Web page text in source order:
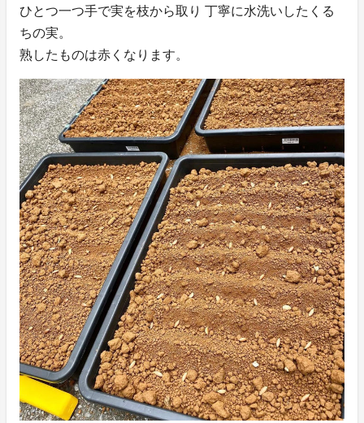
ひとつ一つ手で実を枝から取り 丁寧に水洗いしたくる
ちの実。
熟したものは赤くなります。